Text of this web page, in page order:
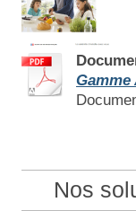
Nos